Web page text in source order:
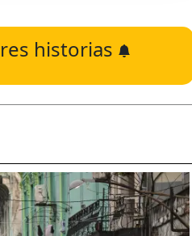
historias